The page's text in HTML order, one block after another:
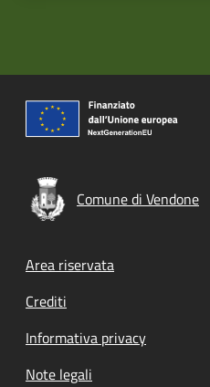
Comune di Vendone
Footer menu
Area riservata
Crediti
Informativa privacy
Note legali